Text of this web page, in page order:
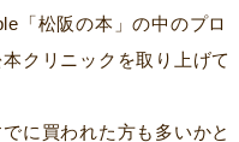
「松阪の本」の中のプロ
クリニックを取り上げて
に買われた方も多いかと